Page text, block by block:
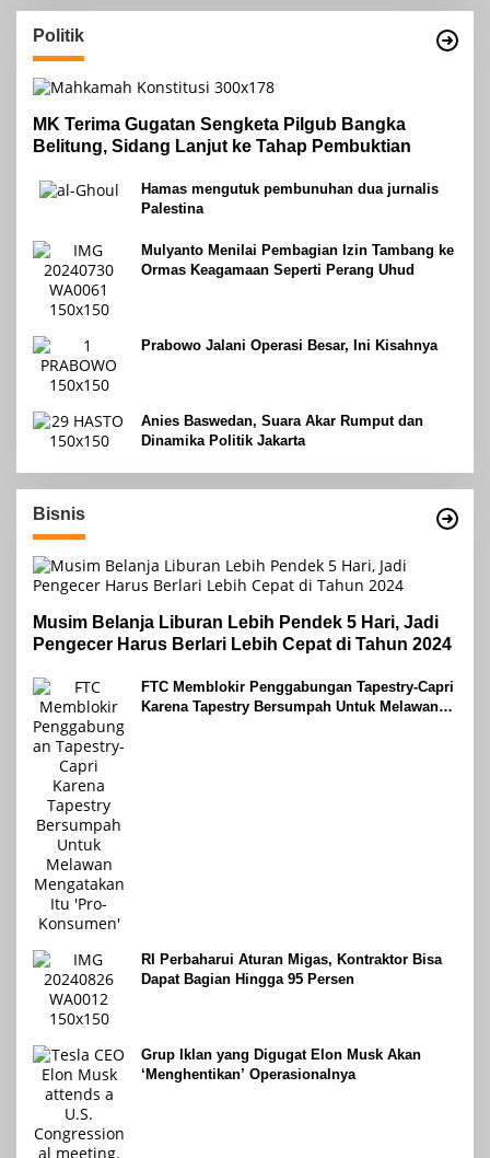
Politik
MK Terima Gugatan Sengketa Pilgub Bangka
Belitung, Sidang Lanjut ke Tahap Pembuktian
Hamas mengutuk pembunuhan dua jurnalis
Palestina
Mulyanto Menilai Pembagian Izin Tambang ke
Ormas Keagamaan Seperti Perang Uhud
Prabowo Jalani Operasi Besar, Ini Kisahnya
Anies Baswedan, Suara Akar Rumput dan
Dinamika Politik Jakarta
Bisnis
Musim Belanja Liburan Lebih Pendek 5 Hari, Jadi
Pengecer Harus Berlari Lebih Cepat di Tahun 2024
FTC Memblokir Penggabungan Tapestry-Capri
Karena Tapestry Bersumpah Untuk Melawan
RI Perbaharui Aturan Migas, Kontraktor Bisa
Dapat Bagian Hingga 95 Persen
Grup Iklan yang Digugat Elon Musk Akan
‘Menghentikan’ Operasionalnya